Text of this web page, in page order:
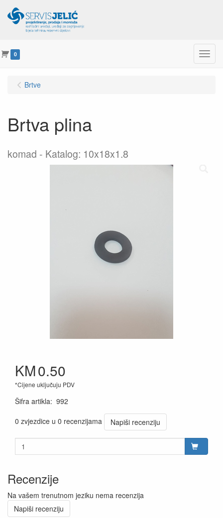
0 Menu
Brtve
Brtva plina
komad Katalog: 10x18x1.8
KM0.50
*Cijene uključuju PDV
Šifra artikla: 992
0 zvjezdice u 0 recenzijama
Napiši recenziju
Recenzije
Na vašem trenutnom jeziku nema recenzija
Napiši recenziju